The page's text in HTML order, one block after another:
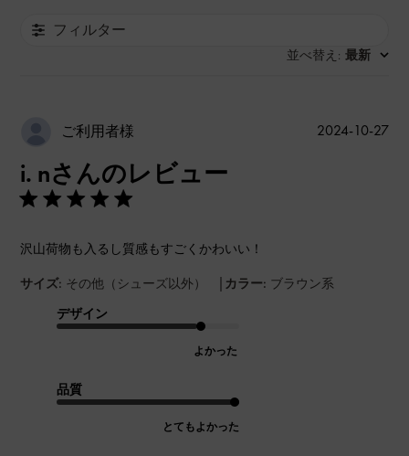
フィルター
並べ替え : 最新
ご利用者様
i. nさんのレビュー
沢山荷物も入るし質感もすごくかわいい！
サイズ: その他（シューズ以外） | カラー: ブラウン系
デザイン
よかった
品質
とてもよかった
公
2024-10-27